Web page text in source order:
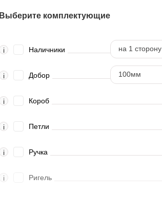
Выберите комплектующие
i Наличники на 1 сторону
i Добор 100мм
i Короб
i Петли
i Ручка
i Ригель